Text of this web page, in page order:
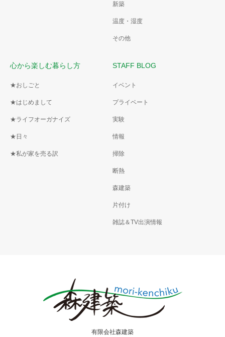
新築
温度・湿度
その他
心から楽しむ暮らし方
★おしごと
★はじめまして
★ライフオーガナイズ
★日々
★私が家を売る訳
STAFF BLOG
イベント
プライベート
実験
情報
掃除
断熱
森建築
片付け
雑誌＆TV出演情報
有限会社森建築